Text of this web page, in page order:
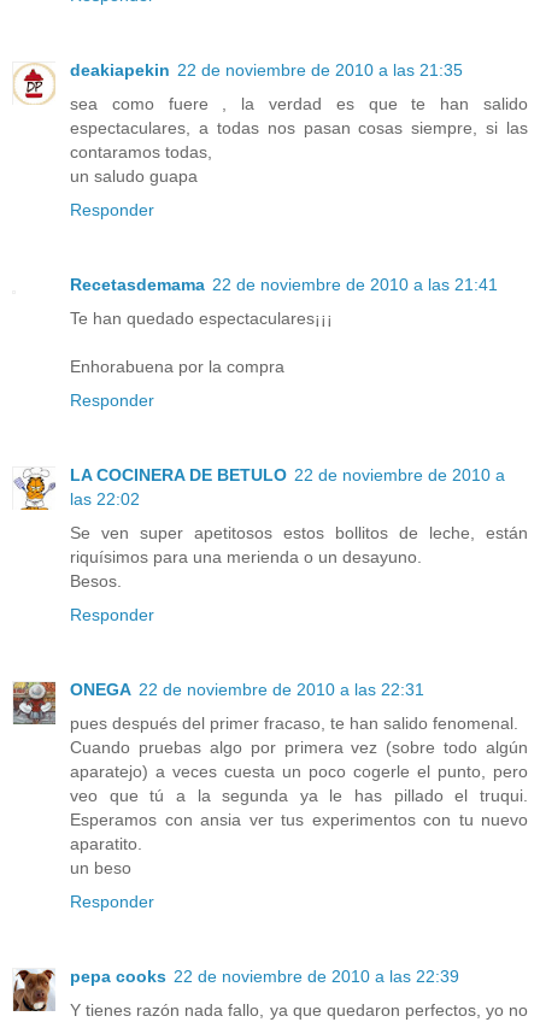
deakiapekin 22 de noviembre de 2010 a las 21:35
sea como fuere , la verdad es que te han salido
espectaculares, a todas nos pasan cosas siempre, si las
contaramos todas,
un saludo guapa
Responder
Recetasdemama 22 de noviembre de 2010 a las 21:41
Te han quedado espectaculares¡¡¡
Enhorabuena por la compra
Responder
LA COCINERA DE BETULO 22 de noviembre de 2010 a
las 22:02
Se ven super apetitosos estos bollitos de leche, están
riquísimos para una merienda o un desayuno.
Besos.
Responder
ONEGA 22 de noviembre de 2010 a las 22:31
pues después del primer fracaso, te han salido fenomenal.
Cuando pruebas algo por primera vez (sobre todo algún
aparatejo) a veces cuesta un poco cogerle el punto, pero
veo que tú a la segunda ya le has pillado el truqui.
Esperamos con ansia ver tus experimentos con tu nuevo
aparatito.
un beso
Responder
pepa cooks 22 de noviembre de 2010 a las 22:39
Y tienes razón nada fallo, ya que quedaron perfectos, yo no